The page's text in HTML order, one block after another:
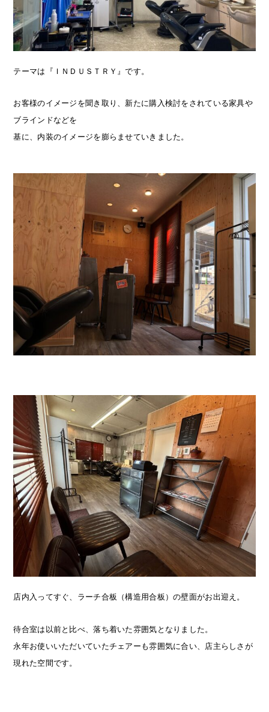
テーマは『ＩＮＤＵＳＴＲＹ』です。
お客様のイメージを聞き取り、新たに購入検討をされている家具や
ブラインドなどを
基に、内装のイメージを膨らませていきました。
店内入ってすぐ、ラーチ合板（構造用合板）の壁面がお出迎え。
待合室は以前と比べ、落ち着いた雰囲気となりました。
永年お使いいただいていたチェアーも雰囲気に合い、店主らしさが
現れた空間です。